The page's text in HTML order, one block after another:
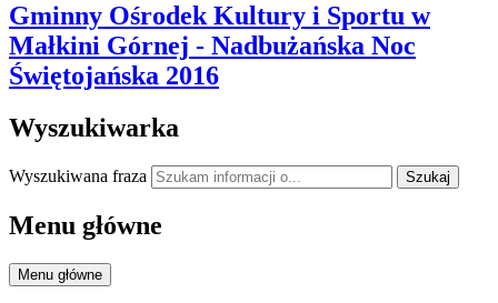
Gminny Ośrodek Kultury i Sportu w
Małkini Górnej - Nadbużańska Noc
Świętojańska 2016
Wyszukiwarka
Wyszukiwana fraza Szukaj
Menu główne
Menu główne